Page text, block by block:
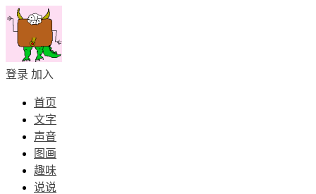
登录 加入
首页
文字
声音
图画
趣味
说说